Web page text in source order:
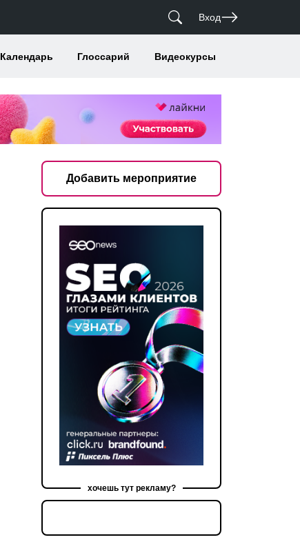
Вход
Календарь Глоссарий Видеокурсы
Добавить мероприятие
хочешь тут рекламу?